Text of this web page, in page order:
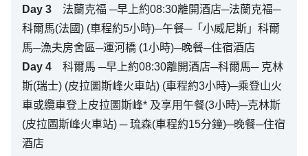
Day 3
法蘭克福 ─早上約08:30離開酒店─法蘭克福─
科爾馬(法國) (車程約5小時)─午餐─「小威尼斯」科爾
馬─漁夫房舍區─運河橋 (1小時)─晚餐─住宿酒店
Day 4
科爾馬 ─早上約08:30離開酒店─科爾馬─ 克林
斯(瑞士) (皮拉圖斯峰火車站) (車程約3小時)─乘登山火
車或纜車登上皮拉圖斯峰* 及享用午餐(3小時)─克林斯
(皮拉圖斯峰火車站) ─ 琉森(車程約15分鐘)─晚餐─住宿
酒店